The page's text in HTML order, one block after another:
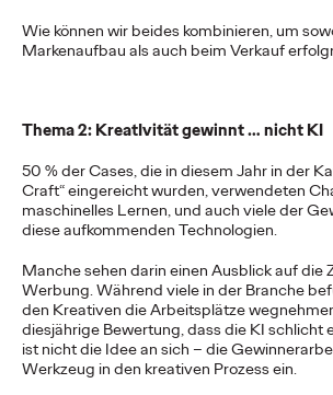
Wie können wir beides kombinieren, um
Markenaufbau als auch beim Verkauf
Thema 2: KreatIvität gewinnt … nicht KI
50 % der Cases, die in diesem Jahr in der
Craft“ eingereicht wurden, verwendeten
maschinelles Lernen, und auch viele der
diese aufkommenden Technologien.
Manche sehen darin einen Ausblick auf die
Werbung. Während viele in der Branche
den Kreativen die Arbeitsplätze
diesjährige Bewertung, dass die KI schlicht
ist nicht die Idee an sich – die
Werkzeug in den kreativen Prozess ein.
More→
Die
einer Schoko-
Ogilvy Wien